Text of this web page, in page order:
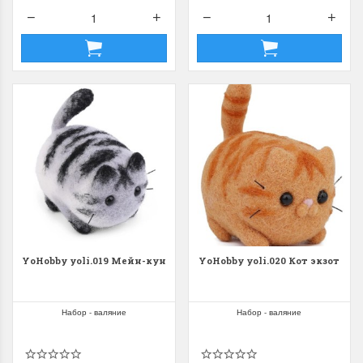
YoHobby yoli.019 Мейн-кун
Набор - валяние
YoHobby yoli.020 Кот экзот
Набор - валяние